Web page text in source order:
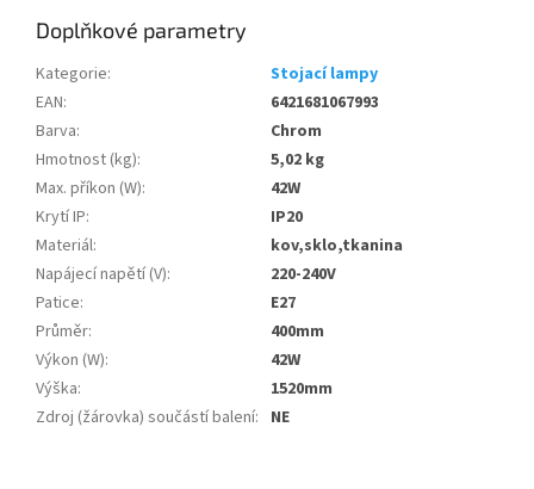
Doplňkové parametry
Kategorie:
Stojací lampy
EAN:
6421681067993
Barva:
Chrom
Hmotnost (kg):
5,02 kg
Max. příkon (W):
42W
Krytí IP:
IP20
Materiál:
kov,sklo,tkanina
Napájecí napětí (V):
220-240V
Patice:
E27
Průměr:
400mm
Výkon (W):
42W
Výška:
1520mm
Zdroj (žárovka) součástí balení: NE